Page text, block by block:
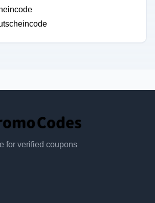
for verified coupons